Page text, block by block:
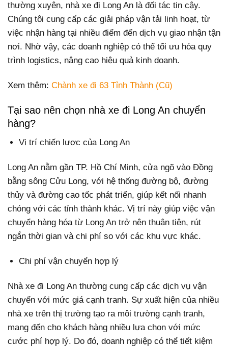
thường xuyên, nhà xe đi Long An là đối tác tin cậy.
Chúng tôi cung cấp các giải pháp vận tải linh hoạt, từ
việc nhận hàng tại nhiều điểm đến dịch vụ giao nhận tận
nơi. Nhờ vậy, các doanh nghiệp có thể tối ưu hóa quy
trình logistics, nâng cao hiệu quả kinh doanh.
Xem thêm: Chành xe đi 63 Tỉnh Thành (Cũ)
Tại sao nên chọn nhà xe đi Long An chuyển
hàng?
Vị trí chiến lược của Long An
Long An nằm gần TP. Hồ Chí Minh, cửa ngõ vào Đồng
bằng sông Cửu Long, với hệ thống đường bộ, đường
thủy và đường cao tốc phát triển, giúp kết nối nhanh
chóng với các tỉnh thành khác. Vị trí này giúp việc vận
chuyển hàng hóa từ Long An trở nên thuận tiện, rút
ngắn thời gian và chi phí so với các khu vực khác.
Chi phí vận chuyển hợp lý
Nhà xe đi Long An thường cung cấp các dịch vụ vận
chuyển với mức giá cạnh tranh. Sự xuất hiện của nhiều
nhà xe trên thị trường tạo ra môi trường cạnh tranh,
mang đến cho khách hàng nhiều lựa chọn với mức
cước phí hợp lý. Do đó, doanh nghiệp có thể tiết kiệm